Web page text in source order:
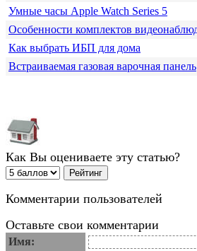
Умные часы Apple Watch Series 5
Особенности комплектов
Как выбрать ИБП для дома
Встраиваемая газовая варочная панель
Как Вы оцениваете эту статью?
Комментарии пользователей
Оставьте свои комментарии
Имя: